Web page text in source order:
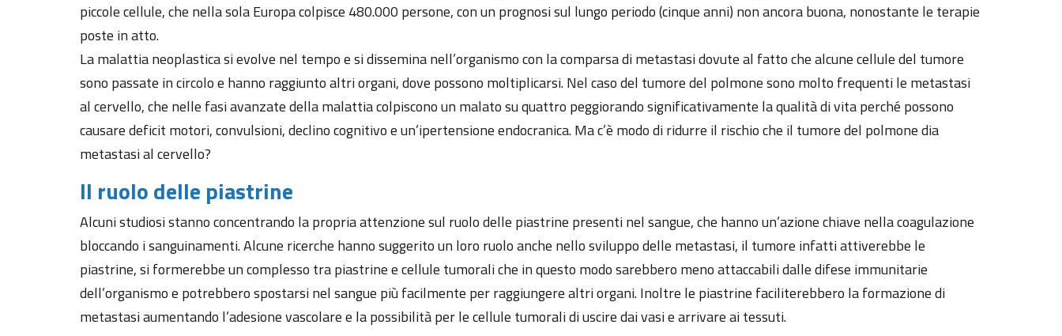
piccole cellule, che nella sola Europa colpisce 480.000 persone, con un prognosi sul lungo periodo (cinque anni) non ancora buona, nonostante le terapie
poste in atto.
La malattia neoplastica si evolve nel tempo e si dissemina nell’organismo con la comparsa di metastasi dovute al fatto che alcune cellule del tumore
sono passate in circolo e hanno raggiunto altri organi, dove possono moltiplicarsi. Nel caso del tumore del polmone sono molto frequenti le metastasi
al cervello, che nelle fasi avanzate della malattia colpiscono un malato su quattro peggiorando significativamente la qualità di vita perché possono
causare deficit motori, convulsioni, declino cognitivo e un’ipertensione endocranica. Ma c’è modo di ridurre il rischio che il tumore del polmone dia
metastasi al cervello?
Il ruolo delle piastrine
Alcuni studiosi stanno concentrando la propria attenzione sul ruolo delle piastrine presenti nel sangue, che hanno un’azione chiave nella coagulazione
bloccando i sanguinamenti. Alcune ricerche hanno suggerito un loro ruolo anche nello sviluppo delle metastasi, il tumore infatti attiverebbe le
piastrine, si formerebbe un complesso tra piastrine e cellule tumorali che in questo modo sarebbero meno attaccabili dalle difese immunitarie
dell’organismo e potrebbero spostarsi nel sangue più facilmente per raggiungere altri organi. Inoltre le piastrine faciliterebbero la formazione di
metastasi aumentando l’adesione vascolare e la possibilità per le cellule tumorali di uscire dai vasi e arrivare ai tessuti.